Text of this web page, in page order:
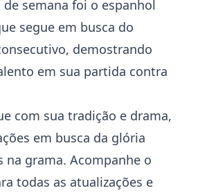
semana foi o espanhol
segue em busca do
demostrando
em sua partida contra
com sua tradição e drama,
em busca da glória
na grama. Acompanhe o
todas as atualizações e